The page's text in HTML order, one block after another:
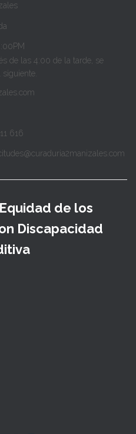
de las 4:00 de la tarde, se
616
de los
Discapacidad